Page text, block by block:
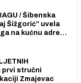
/ Šibenska
Šižgorić” uvela
na kućnu adresu
prvi stručni
Zmajevac